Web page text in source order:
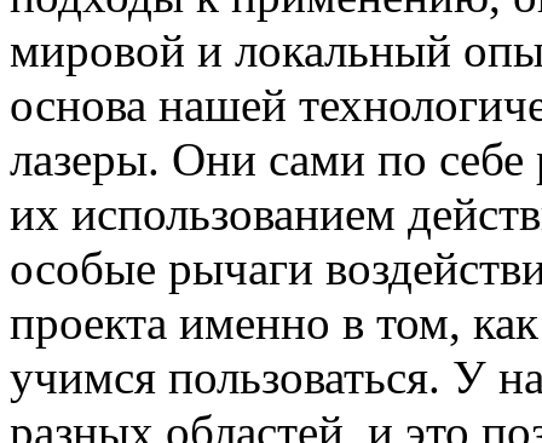
мировой и локальный
основа нашей
лазеры. Они сами по себе
их использованием
особые рычаги
проекта именно в том,
учимся пользоваться. У
разных областей, и это